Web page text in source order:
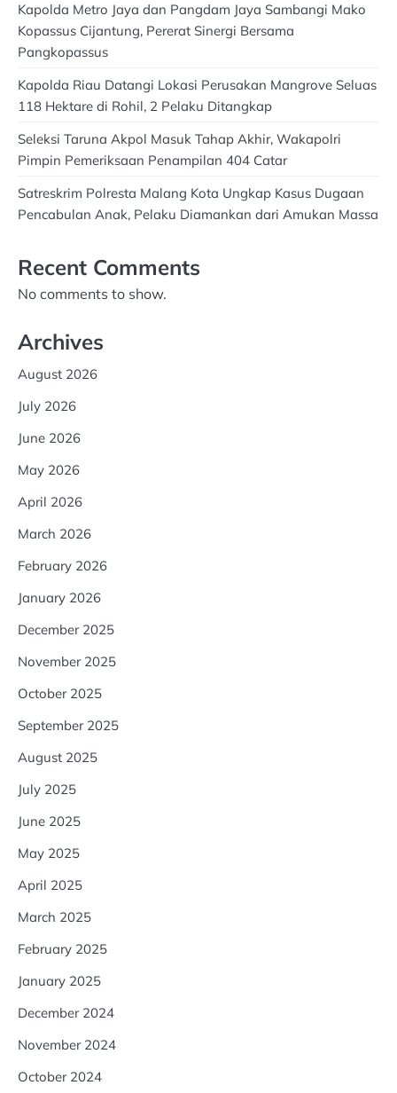
Kapolda Metro Jaya dan Pangdam Jaya Sambangi Mako
Kopassus Cijantung, Pererat Sinergi Bersama
Pangkopassus
Kapolda Riau Datangi Lokasi Perusakan Mangrove Seluas
118 Hektare di Rohil, 2 Pelaku Ditangkap
Seleksi Taruna Akpol Masuk Tahap Akhir, Wakapolri
Pimpin Pemeriksaan Penampilan 404 Catar
Satreskrim Polresta Malang Kota Ungkap Kasus Dugaan
Pencabulan Anak, Pelaku Diamankan dari Amukan Massa
Recent Comments
No comments to show.
Archives
August 2026
July 2026
June 2026
May 2026
April 2026
March 2026
February 2026
January 2026
December 2025
November 2025
October 2025
September 2025
August 2025
July 2025
June 2025
May 2025
April 2025
March 2025
February 2025
January 2025
December 2024
November 2024
October 2024